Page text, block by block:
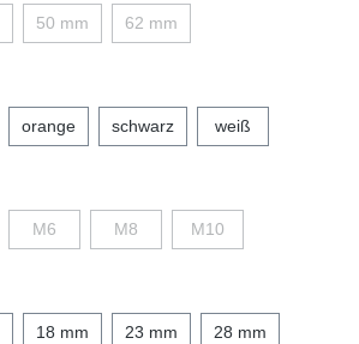
50 mm 62 mm
orange schwarz weiß
M6 M8 M10
18 mm 23 mm 28 mm